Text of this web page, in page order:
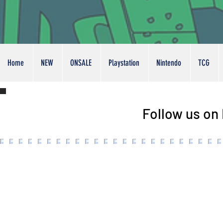
Home NEW ONSALE Playstation Nintendo TCG
Follow us